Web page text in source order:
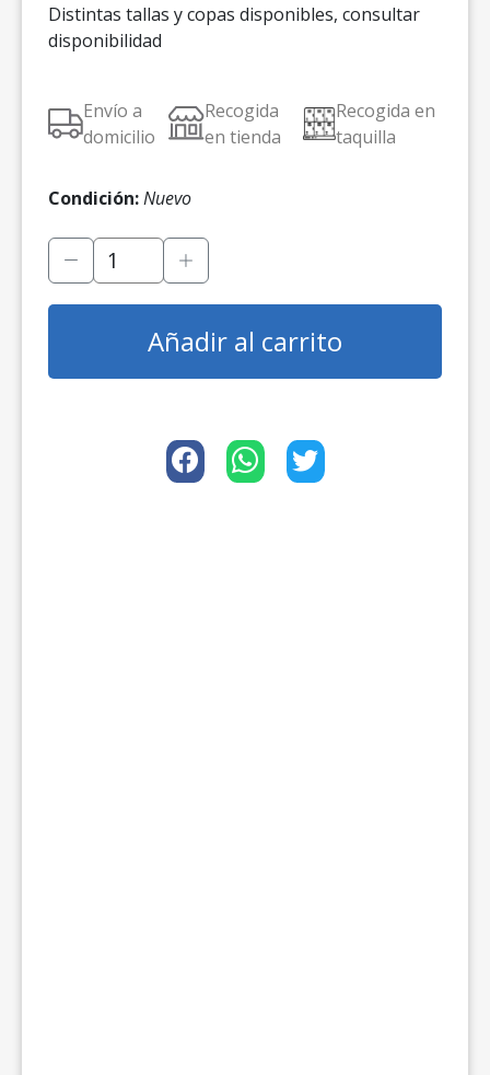
Distintas tallas y copas disponibles, consultar
disponibilidad
Envío a
domicilio
Recogida
en tienda
Recogida en
taquilla
Condición:Nuevo
Añadir al carrito